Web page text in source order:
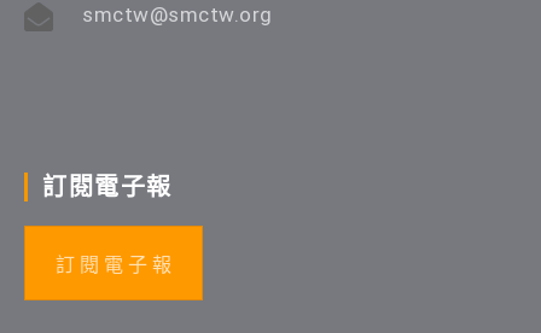
smctw@smctw.org
訂閱電子報
訂 閱 電 子 報